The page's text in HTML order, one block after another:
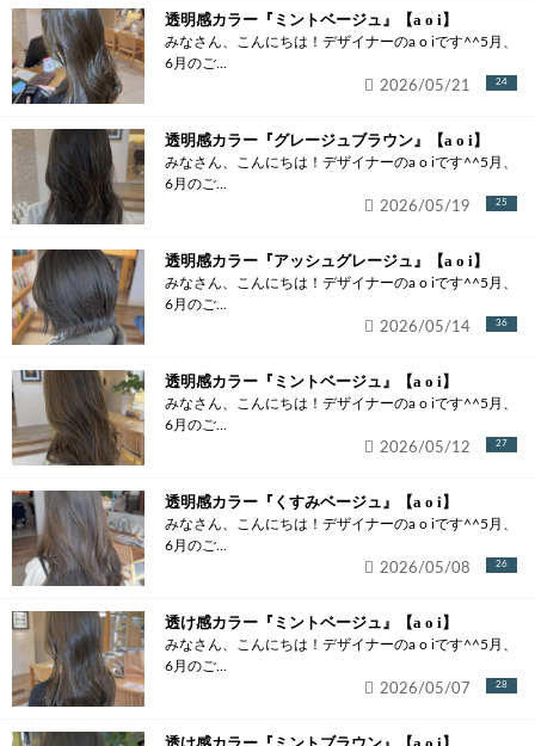
透明感カラー『ミントベージュ』【a o i】
みなさん、こんにちは！デザイナーのa o iです^^5月、
6月のご...
24
2026/05/21
透明感カラー『グレージュブラウン』【a o i】
みなさん、こんにちは！デザイナーのa o iです^^5月、
6月のご...
25
2026/05/19
透明感カラー『アッシュグレージュ』【a o i】
みなさん、こんにちは！デザイナーのa o iです^^5月、
6月のご...
36
2026/05/14
透明感カラー『ミントベージュ』【a o i】
みなさん、こんにちは！デザイナーのa o iです^^5月、
6月のご...
27
2026/05/12
透明感カラー『くすみベージュ』【a o i】
みなさん、こんにちは！デザイナーのa o iです^^5月、
6月のご...
26
2026/05/08
透け感カラー『ミントベージュ』【a o i】
みなさん、こんにちは！デザイナーのa o iです^^5月、
6月のご...
28
2026/05/07